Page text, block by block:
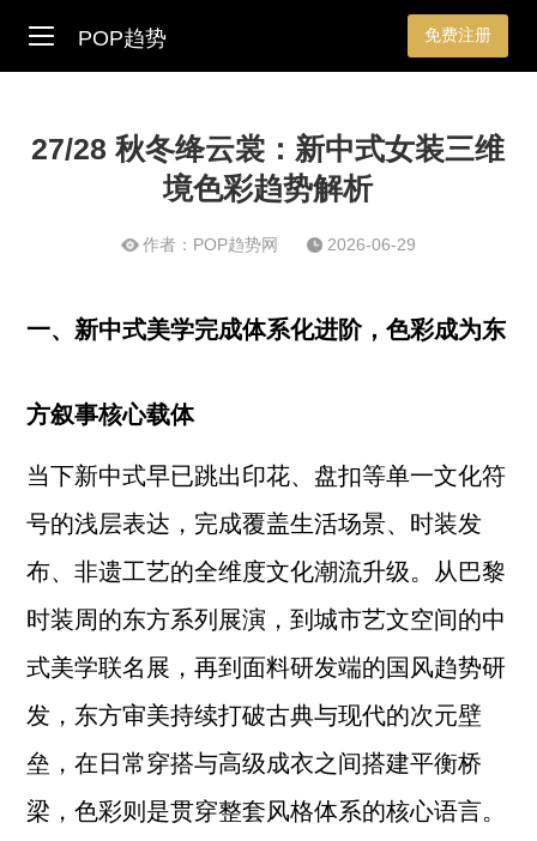
POP趋势 免费注册
27/28 秋冬绛云裳：新中式女装三维
境色彩趋势解析
作者：POP趋势网 2026-06-29
一、新中式美学完成体系化进阶，色彩成为东
方叙事核心载体
当下新中式早已跳出印花、盘扣等单一文化符
号的浅层表达，完成覆盖生活场景、时装发
布、非遗工艺的全维度文化潮流升级。从巴黎
时装周的东方系列展演，到城市艺文空间的中
式美学联名展，再到面料研发端的国风趋势研
发，东方审美持续打破古典与现代的次元壁
垒，在日常穿搭与高级成衣之间搭建平衡桥
梁，色彩则是贯穿整套风格体系的核心语言。